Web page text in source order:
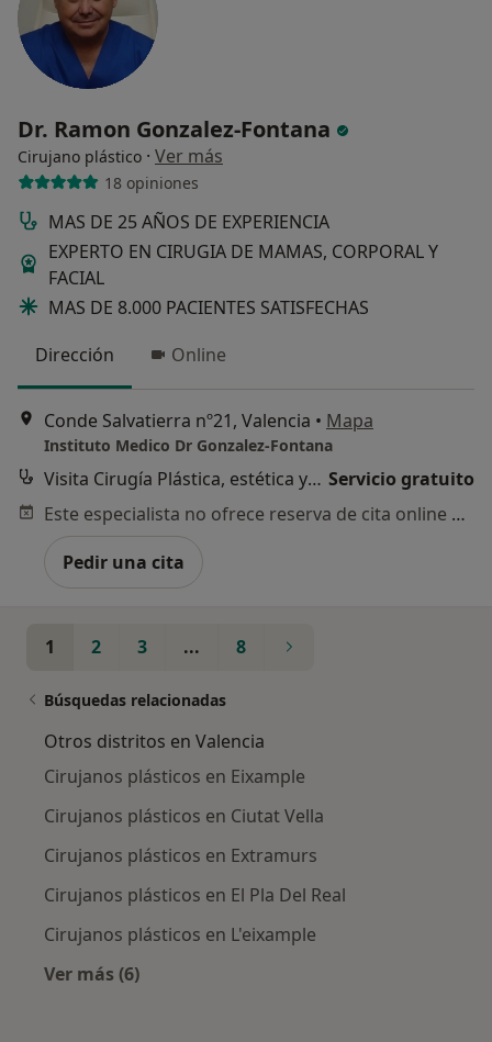
Dr. Ramon Gonzalez-Fontana
Cirujano plástico · Ver más
18 opiniones
MAS DE 25 AÑOS DE EXPERIENCIA
EXPERTO EN CIRUGIA DE MAMAS, CORPORAL Y
FACIAL
MAS DE 8.000 PACIENTES SATISFECHAS
Dirección
Online
Conde Salvatierra nº21, Valencia • Mapa
Instituto Medico Dr Gonzalez-Fontana
Visita Cirugía Plástica, estética y Reparadora Servicio gratuito
Este especialista no ofrece reserva de cita online en esta dirección.
Pedir una cita
1 2 3 ... 8
Búsquedas relacionadas
Otros distritos en Valencia
Cirujanos plásticos en Eixample
Cirujanos plásticos en Ciutat Vella
Cirujanos plásticos en Extramurs
Cirujanos plásticos en El Pla Del Real
Cirujanos plásticos en L'eixample
Ver más (6)